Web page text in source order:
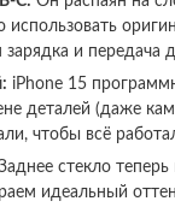
использовать
зарядка и передача
iPhone 15
деталей (даже
чтобы всё
стекло
идеальный